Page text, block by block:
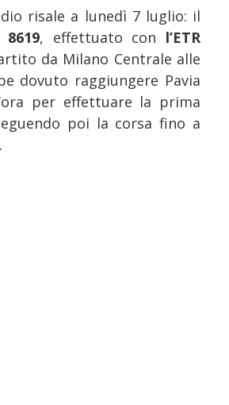
risale a lunedì 7 luglio: il
8619, effettuato con l’ETR
da Milano Centrale alle
dovuto raggiungere Pavia
per effettuare la prima
poi la corsa fino a